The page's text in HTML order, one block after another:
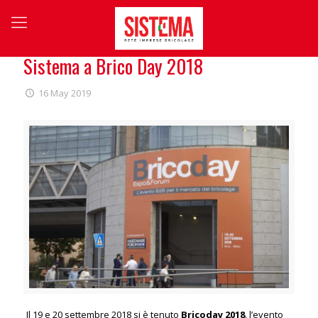
Sistema a Brico Day 2018
16 May 2019
Il 19 e 20 settembre 2018 si è tenuto Bricoday 2018, l’evento